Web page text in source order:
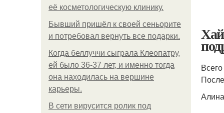
её косметологическую клинику.
Бывший пришёл к своей сеньорите
и потребовал вернуть все подарки.
Когда беллуччи сыграла Клеопатру,
ей было 36-37 лет, и именно тогда
она находилась на вершине
карьеры.
В сети вирусится ролик под